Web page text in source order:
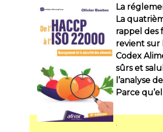
La
La
rappel des
revient sur
Codex
sûrs et
l’analyse
Parce
.